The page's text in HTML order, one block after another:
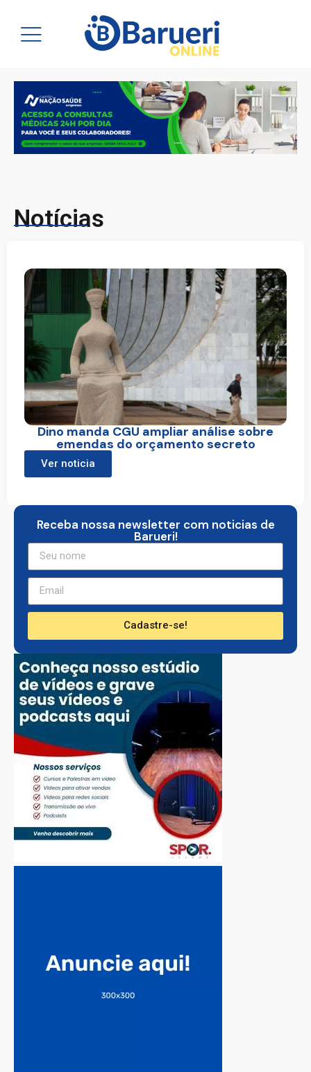
Notícias
Dino manda CGU ampliar análise sobre
emendas do orçamento secreto
Ver noticia
Receba nossa newsletter com noticias de
Barueri!
Cadastre-se!